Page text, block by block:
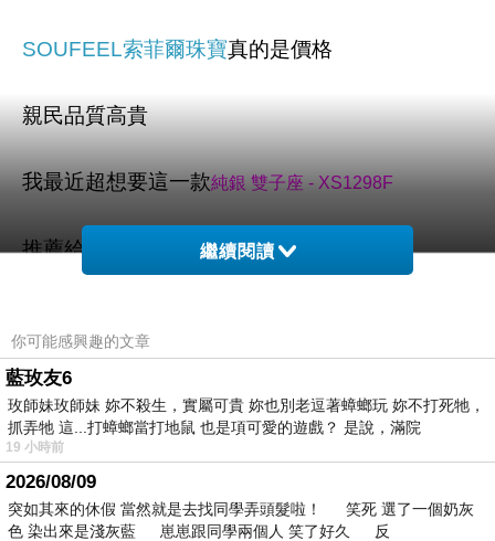
SOUFEEL索菲爾珠寶真的是價格
親民品質高貴
我最近超想要這一款純銀 雙子座 - XS1298F
推薦給妳喔 純銀 雙子座 - XS1298F
純銀 雙子座 - XS1298F
網址:
k=06dd1997cfbd00c9f69eaf2ebd8cf043&uid1=
&uid2=&uid3=&uid4=&uid5=
繼續閱讀
你可能感興趣的文章
藍玫友6
玫師妹玫師妹 妳不殺生，實屬可貴 妳也別老逗著蟑螂玩 妳不打死牠，
抓弄牠 這...打蟑螂當打地鼠 也是項可愛的遊戲？ 是說，滿院
19 小時前
2026/08/09
突如其來的休假 當然就是去找同學弄頭髮啦！ 笑死 選了一個奶灰
色 染出來是淺灰藍 崽崽跟同學兩個人 笑了好久 反